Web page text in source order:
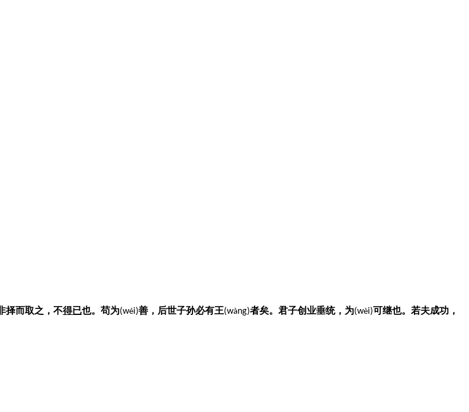
择而取之，不得已也。苟为(wéi)善，后世子孙必有王(wàng)者矣。君子创业垂统，为(wèi)可继也。若夫成功，